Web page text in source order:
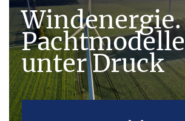
Windenergie.
Pachtmodelle
unter Druck